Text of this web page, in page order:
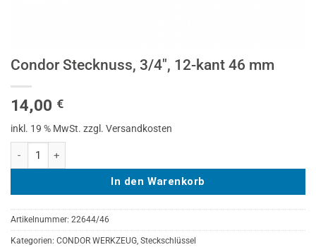
Condor Stecknuss, 3/4″, 12-kant 46 mm
14,00 €
inkl. 19 % MwSt. zzgl. Versandkosten
Condor Stecknuss, 3/4", 12-kant 46 mm Menge
In den Warenkorb
Artikelnummer: 22644/46
Kategorien: CONDOR WERKZEUG, Steckschlüssel